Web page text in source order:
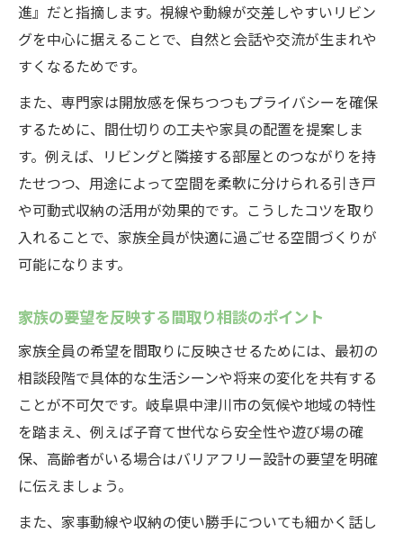
進』だと指摘します。視線や動線が交差しやすいリビン
グを中心に据えることで、自然と会話や交流が生まれや
すくなるためです。
また、専門家は開放感を保ちつつもプライバシーを確保
するために、間仕切りの工夫や家具の配置を提案しま
す。例えば、リビングと隣接する部屋とのつながりを持
たせつつ、用途によって空間を柔軟に分けられる引き戸
や可動式収納の活用が効果的です。こうしたコツを取り
入れることで、家族全員が快適に過ごせる空間づくりが
可能になります。
家族の要望を反映する間取り相談のポイント
家族全員の希望を間取りに反映させるためには、最初の
相談段階で具体的な生活シーンや将来の変化を共有する
ことが不可欠です。岐阜県中津川市の気候や地域の特性
を踏まえ、例えば子育て世代なら安全性や遊び場の確
保、高齢者がいる場合はバリアフリー設計の要望を明確
に伝えましょう。
また、家事動線や収納の使い勝手についても細かく話し